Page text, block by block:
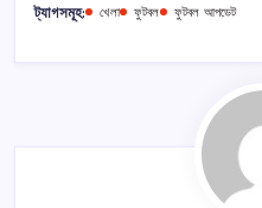
ট্যাগসমূহ: খেলা ফুটবল ফুটবল আপডেট